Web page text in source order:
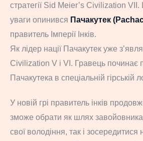
стратегії Sid Meier’s Civilization VII.
уваги опинився Пачакутек
правитель Імперії Інків.
Як лідер нації Пачакутек уже
Civilization V і VI. Гравець починає
Пачакутека в спеціальній гірській
У новій грі правитель інків
зможе обрати як шлях
свої володіння, так і